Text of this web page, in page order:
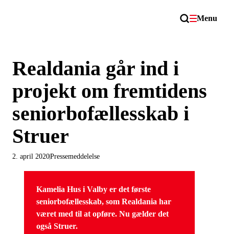
Menu
Realdania går ind i
projekt om fremtidens
seniorbofællesskab i
Struer
Pressemeddelelse
2. april 2020
Kamelia Hus i Valby er det første
seniorbofællesskab, som Realdania har
været med til at opføre. Nu gælder det
også Struer.